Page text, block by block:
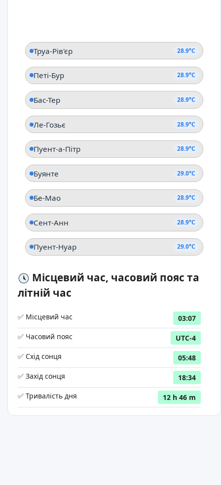
Труа-Рів'єр 28.9°C
Петі-Бур 28.9°C
Бас-Тер 28.9°C
Ле-Гозьє 28.9°C
Пуент-а-Пітр 28.9°C
Буянте 29.0°C
Бе-Мао 28.9°C
Сент-Анн 28.9°C
Пуент-Нуар 29.0°C
Місцевий час, часовий пояс та
літній час
✅ Місцевий час
03:07
✅ Часовий пояс
UTC-4
✅ Схід сонця
05:48
✅ Захід сонця
18:34
✅ Тривалість дня
12 h 46 m